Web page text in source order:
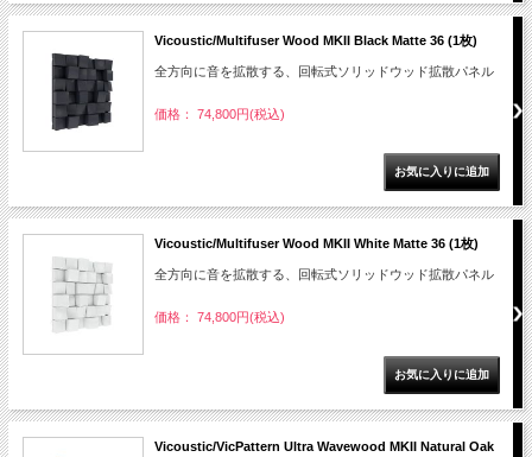
Vicoustic/Multifuser Wood MKII Black Matte 36 (1枚)
全方向に音を拡散する、回転式ソリッドウッド拡散パネル
価格： 74,800円(税込)
Vicoustic/Multifuser Wood MKII White Matte 36 (1枚)
全方向に音を拡散する、回転式ソリッドウッド拡散パネル
価格： 74,800円(税込)
Vicoustic/VicPattern Ultra Wavewood MKII Natural Oak